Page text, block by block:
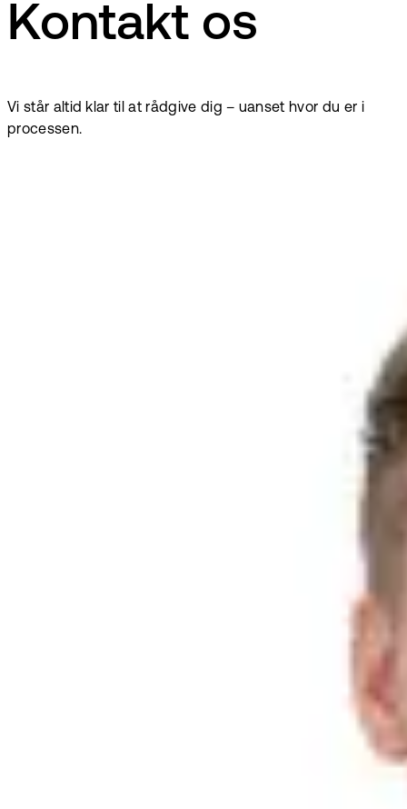
Kontakt os
Vi står altid klar til at rådgive dig – uanset hvor du er i
processen.